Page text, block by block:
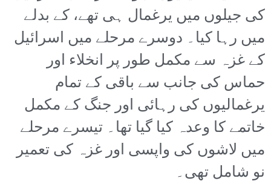
کی جیلوں میں یرغمال ہی تھے، کے بدلے
میں رہا کیا۔ دوسرے مرحلے میں اسرائیل
کے غزہ سے مکمل طور پر انخلاء اور
حماس کی جانب سے باقی کے تمام
یرغمالیوں کی رہائی اور جنگ کے مکمل
خاتمے کا وعدہ کیا گیا تھا۔ تیسرے مرحلے
میں لاشوں کی واپسی اور غزہ کی تعمیر
نو شامل تھی۔